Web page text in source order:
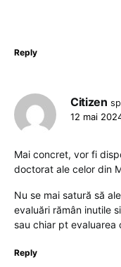
Reply
Citizen
12 mai
Mai concret, vor fi
doctorat ale celor din
Nu se mai satură să
evaluări rămân inutile
sau chiar pt evaluarea
Reply